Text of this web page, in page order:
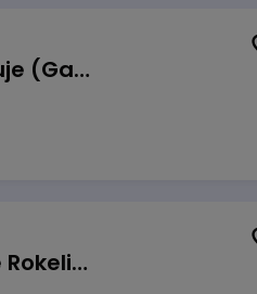
Užsakymų komplektuotojas (-a) Vilniuje (Gariūnai)
Pardavėjas (-a) naujoje parduotuvėje Rokeliuose (NEMOKAMAS TRANSPORTAS)